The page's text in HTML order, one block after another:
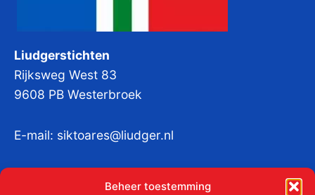
Beheer toestemming
Liudgerstichten
Rijksweg West 83
9608 PB Westerbroek
E-mail: siktoares@liudger.nl